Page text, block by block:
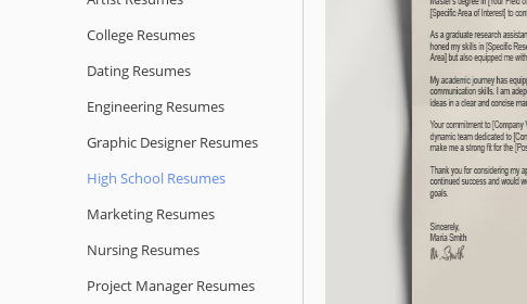
College Resumes
Dating Resumes
Engineering Resumes
Graphic Designer Resumes
High School Resumes
Marketing Resumes
Nursing Resumes
Project Manager Resumes